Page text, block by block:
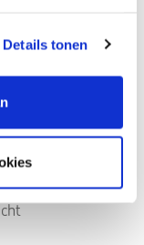
Details tonen
2026, 15:00